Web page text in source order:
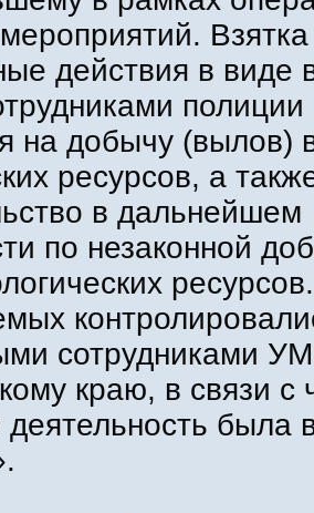
действия в виде
полиции
на добычу (вылов)
ресурсов, а
в дальнейшем
по незаконной
сотрудниками
краю, в связи с
деятельность была